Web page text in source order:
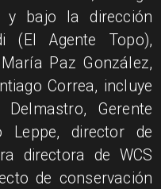
y bajo la dirección
(El Agente Topo),
Paz González,
Correa, incluye
Gerente
Leppe, director de
directora de WCS
de conservación